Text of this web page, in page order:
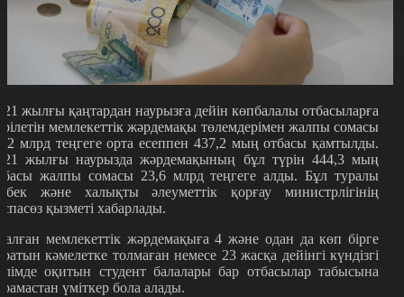
жылғы қаңтардан наурызға дейін көпбалалы отбасыларға
мемлекеттік жәрдемақы төлемдерімен жалпы сомасы
млрд теңгеге орта есеппен 437,2 мың отбасы қамтылды.
жылғы наурызда жәрдемақының бұл түрін 444,3 мың
жалпы сомасы 23,6 млрд теңгеге алды. Бұл туралы
және халықты әлеуметтік қорғау министрлігінің
қызметі хабарлады.
мемлекеттік жәрдемақыға 4 және одан да көп бірге
кәмелетке толмаған немесе 23 жасқа дейінгі күндізгі
оқитын студент балалары бар отбасылар табысына
үміткер бола алады.